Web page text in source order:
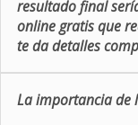
resultado final
online gratis que
te da detalles
La importancia de